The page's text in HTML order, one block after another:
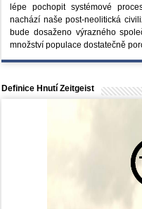
lépe pochopit systémové
nachází naše post-neolitická
bude dosaženo výrazného
množství populace dostatečně
Definice Hnutí Zeitgeist